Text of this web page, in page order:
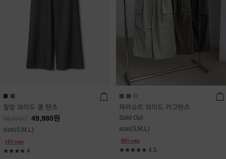
찰랑 와이드 쿨 팬츠
58,800 49,980원
size(S,M,L)
★★★★ 4
파라슈트 와이드 카고팬츠
Sold Out
size(S,M,L)
★★★★★ 4.5